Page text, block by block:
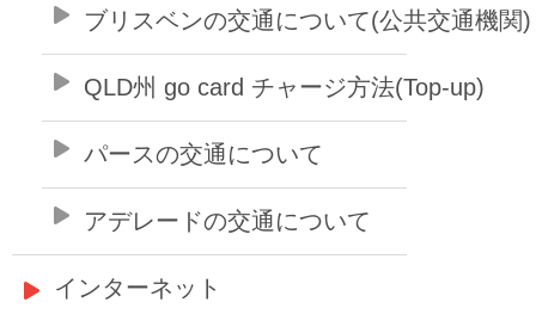
ブリスベンの交通について(公共交通機関)
QLD州 go card チャージ方法(Top-up)
パースの交通について
アデレードの交通について
インターネット